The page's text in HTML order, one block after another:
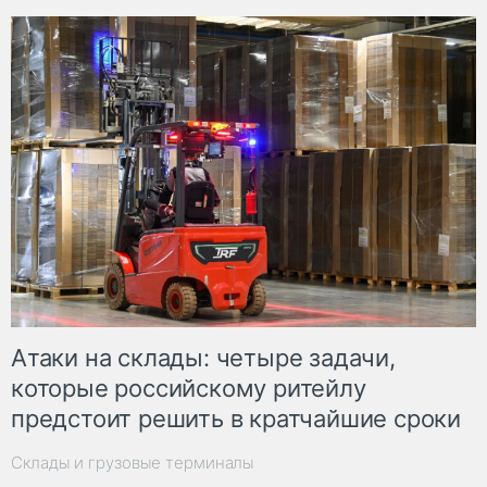
Атаки на склады: четыре задачи,
которые российскому ритейлу
предстоит решить в кратчайшие сроки
Склады и грузовые терминалы